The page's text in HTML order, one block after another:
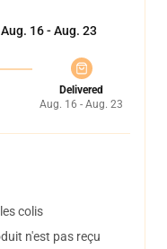
Aug. 16 - Aug. 23
Delivered
Aug. 16 - Aug. 23
colis
n'est pas reçu